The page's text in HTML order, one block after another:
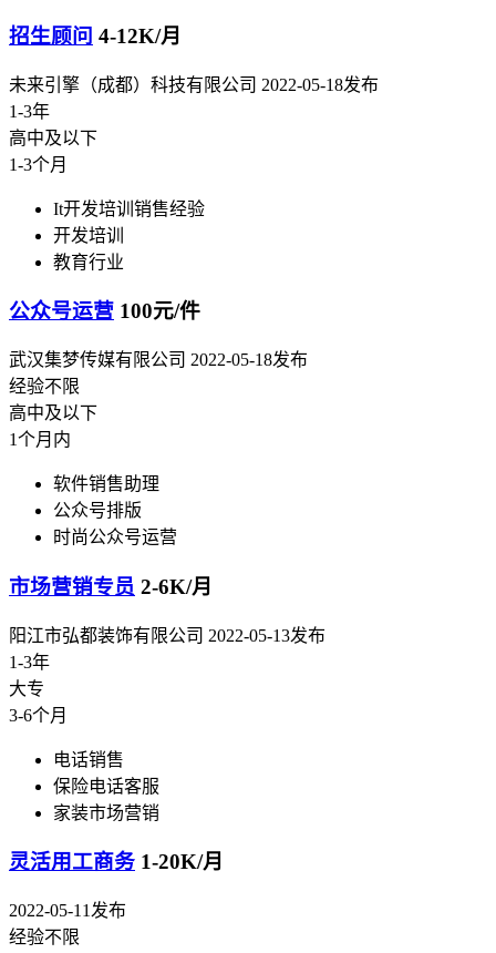
招生顾问 4-12K/月
未来引擎（成都）科技有限公司 2022-05-18发布
1-3年
高中及以下
1-3个月
It开发培训销售经验
开发培训
教育行业
公众号运营 100元/件
武汉集梦传媒有限公司 2022-05-18发布
经验不限
高中及以下
1个月内
软件销售助理
公众号排版
时尚公众号运营
市场营销专员 2-6K/月
阳江市弘都装饰有限公司 2022-05-13发布
1-3年
大专
3-6个月
电话销售
保险电话客服
家装市场营销
灵活用工商务 1-20K/月
2022-05-11发布
经验不限